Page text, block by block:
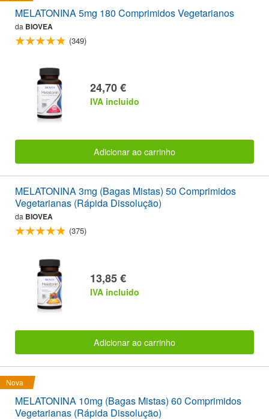
MELATONINA 5mg 180 Comprimidos Vegetarianos
da BIOVEA
(349)
24,70 €
IVA incluido
Adicionar ao carrinho
MELATONINA 3mg (Bagas Mistas) 50 Comprimidos
Vegetarianas (Rápida Dissolução)
da BIOVEA
(375)
13,85 €
IVA incluido
Adicionar ao carrinho
Nova
MELATONINA 10mg (Bagas Mistas) 60 Comprimidos
Vegetarianas (Rápida Dissolução)